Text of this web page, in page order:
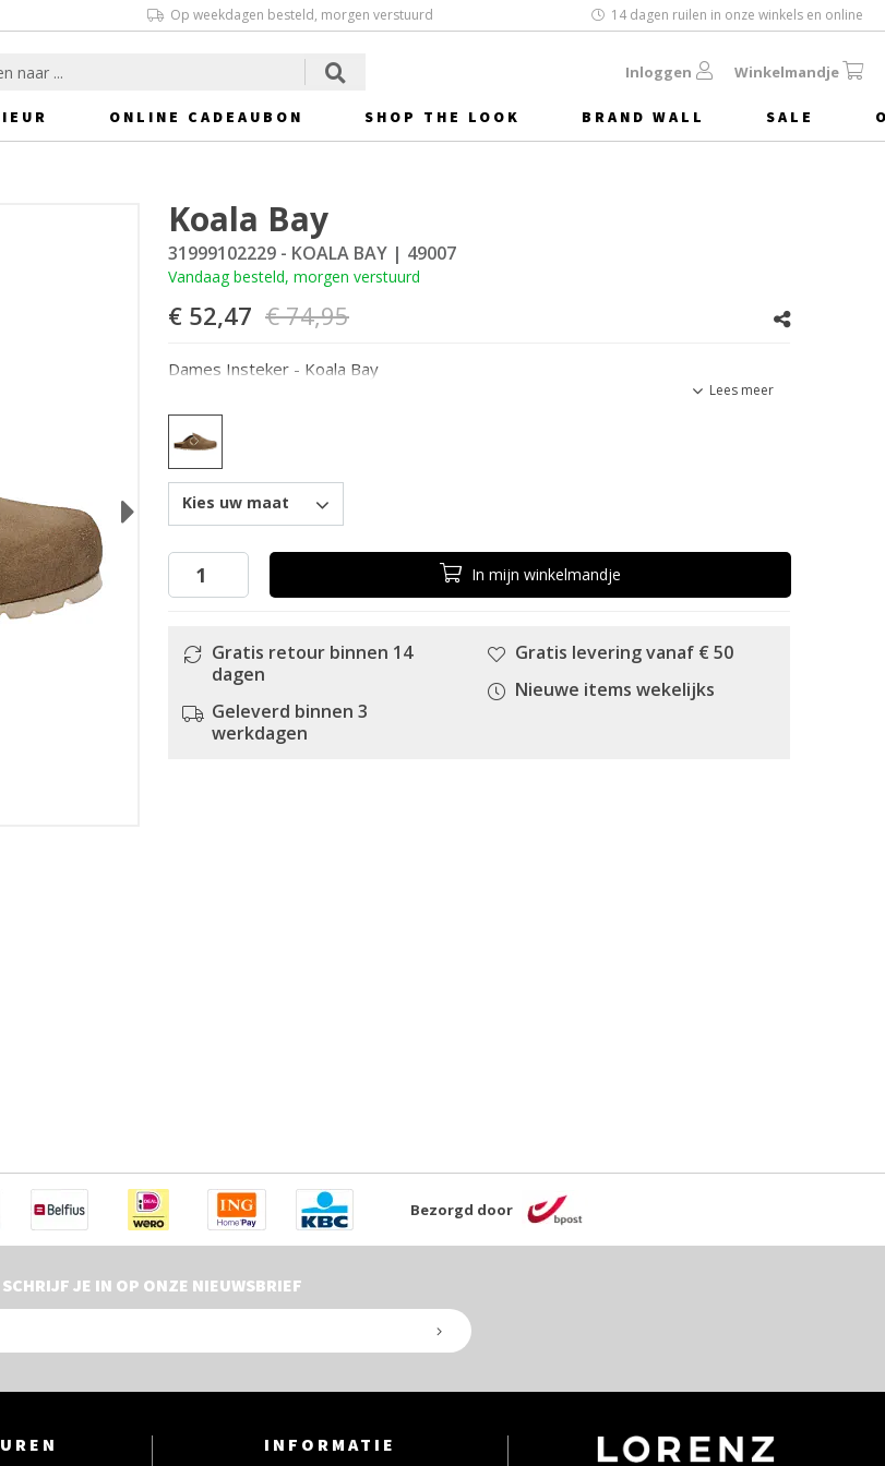
Op weekdagen besteld, morgen verstuurd 14 dagen ruilen in onze winkels en online
Inloggen Winkelmandje
ONLINE CADEAUBON SHOP THE LOOK BRAND WALL SALE
Next
Koala Bay
31999102229 - KOALA BAY | 49007
Vandaag besteld, morgen verstuurd
€ 74,95
€ 52,47
Dames Insteker - Koala Bay
Lees meer
Kies uw maat
In mijn winkelmandje
Gratis retour binnen 14
dagen
Geleverd binnen 3
werkdagen
Gratis levering vanaf € 50
Nieuwe items wekelijks
Bezorgd door
SCHRIJF JE IN OP ONZE NIEUWSBRIEF
INFORMATIE